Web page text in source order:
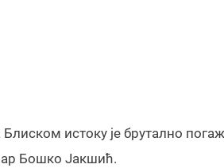
истоку је брутално
Бошко Јакшић.